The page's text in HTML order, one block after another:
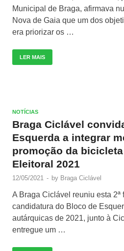
Municipal de Braga, afirmava
Nova de Gaia que um dos
era priorizar os …
LER MAIS
NOTÍCIAS
Braga Ciclável
Esquerda a integrar
promoção da
Eleitoral 2021
12/05/2021 - by Braga Ciclável
A Braga Ciclável reuniu esta 2ª
candidatura do Bloco de
autárquicas de 2021, junto à
entregue um …